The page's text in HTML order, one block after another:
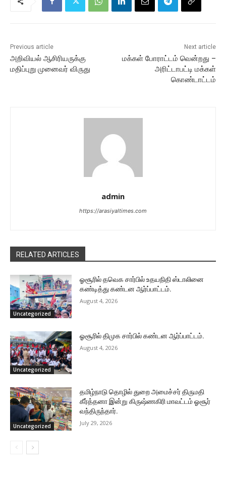
Previous article
அறிவியல் ஆசிரியருக்கு
மதிப்புறு முனைவர் விருது
Next article
மக்கள் போராட்டம் வென்றது –
அரிட்டாபட்டி மக்கள்
கொண்டாட்டம்
admin
https://arasiyaltimes.com
RELATED ARTICLES
Uncategorized
ஓசூரில் தவெக சார்பில் உதயநிதி ஸ்டாலினை
கண்டித்து கண்டன ஆர்ப்பாட்டம்.
August 4, 2026
Uncategorized
ஓசூரில் திமுக சார்பில் கண்டன ஆர்ப்பாட்டம்.
August 4, 2026
Uncategorized
தமிழ்நாடு தொழில் துறை அமைச்சர் திருமதி
கீர்த்தனா இன்று கிருஷ்ணகிரி மாவட்டம் ஓசூர்
வந்திருந்தார்.
July 29, 2026